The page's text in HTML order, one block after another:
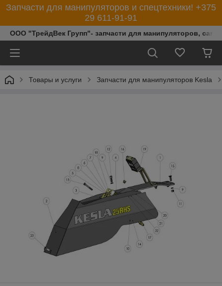
Запчасти для манипуляторов и спецтехники! +375
29 611-91-91
ООО "ТрейдВек Групп"- запчасти для манипуляторов,
Товары и услуги Запчасти для манипуляторов Kesla